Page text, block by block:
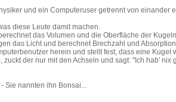
und ein Computeruser getrennt von einander
diese Leute damit machen.
das Volumen und die Oberfläche der
das Licht und berechnet Brechzahl und
herein und stellt fest, dass eine Kugel
der nur mit den Achseln und sagt: "Ich hab' nix
Sie nannten ihn Bonsai...